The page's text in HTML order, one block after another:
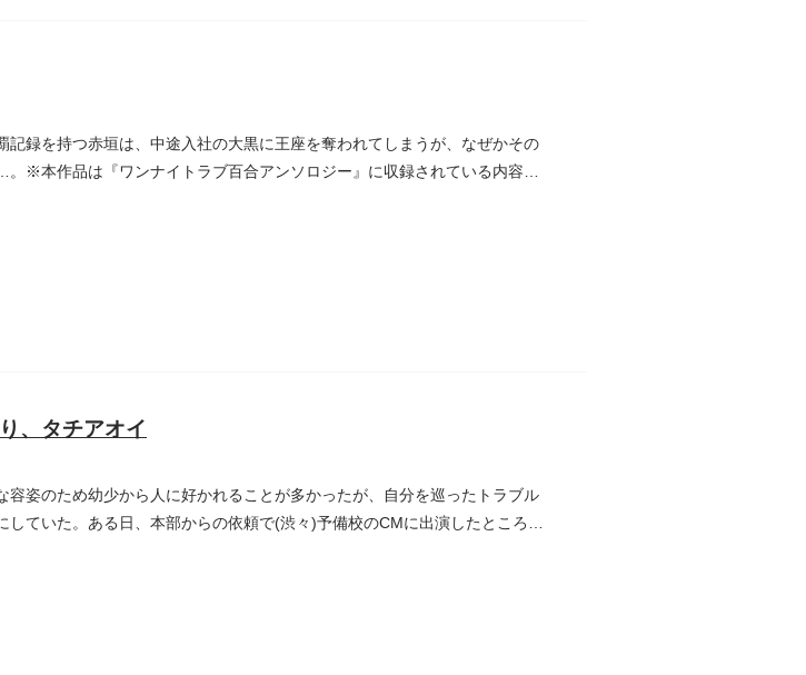
記録を持つ赤垣は、中途入社の大黒に王座を奪われてしまうが、なぜかその
※本作品は『ワンナイトラブ百合アンソロジー』に収録されている内容と
、タチアオイ
容姿のため幼少から人に好かれることが多かったが、自分を巡ったトラブル
ていた。ある日、本部からの依頼で(渋々)予備校のCMに出演したところ話